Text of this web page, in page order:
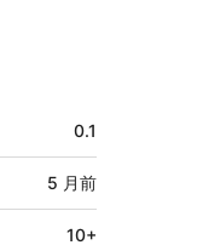
0.1
5 月前
10+